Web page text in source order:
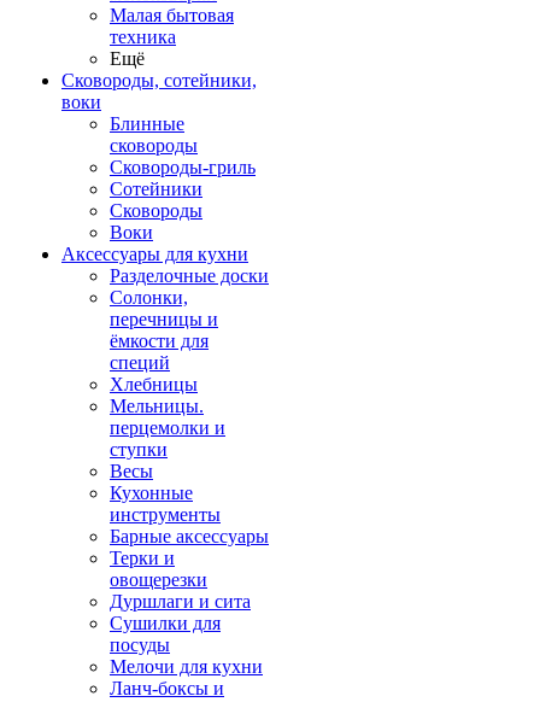
Малая бытовая
техника
Ещё
Сковороды, сотейники,
воки
Блинные
сковороды
Сковороды-гриль
Сотейники
Сковороды
Воки
Аксессуары для кухни
Разделочные доски
Солонки,
перечницы и
ёмкости для
специй
Хлебницы
Мельницы.
перцемолки и
ступки
Весы
Кухонные
инструменты
Барные аксессуары
Терки и
овощерезки
Дуршлаги и сита
Сушилки для
посуды
Мелочи для кухни
Ланч-боксы и